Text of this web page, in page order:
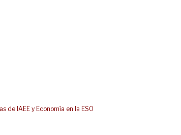
de IAEE y Economía en la ESO